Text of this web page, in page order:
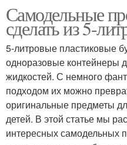
Самодельные
сделать из 5-
5-литровые пластиковые
одноразовые контейнеры
жидкостей. С немного
подходом их можно
оригинальные предметы
детей. В этой статье мы
интересных самодельных